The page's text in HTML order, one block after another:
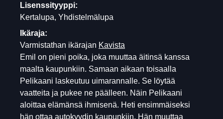
Lisenssityyppi:
Kertalupa, Yhdistelmälupa
Ikäraja:
Varmistathan ikärajan Kavista
Emil on pieni poika, joka muuttaa äitinsä kanssa
maalta kaupunkiin. Samaan aikaan toisaalla
Pelikaani laskeutuu uimarannalle. Se löytää
vaatteita ja pukee ne päälleen. Näin Pelikaani
aloittaa elämänsä ihmisenä. Heti ensimmäiseksi
hän ottaa autokyydin kaupunkiin. Hän muuttaa